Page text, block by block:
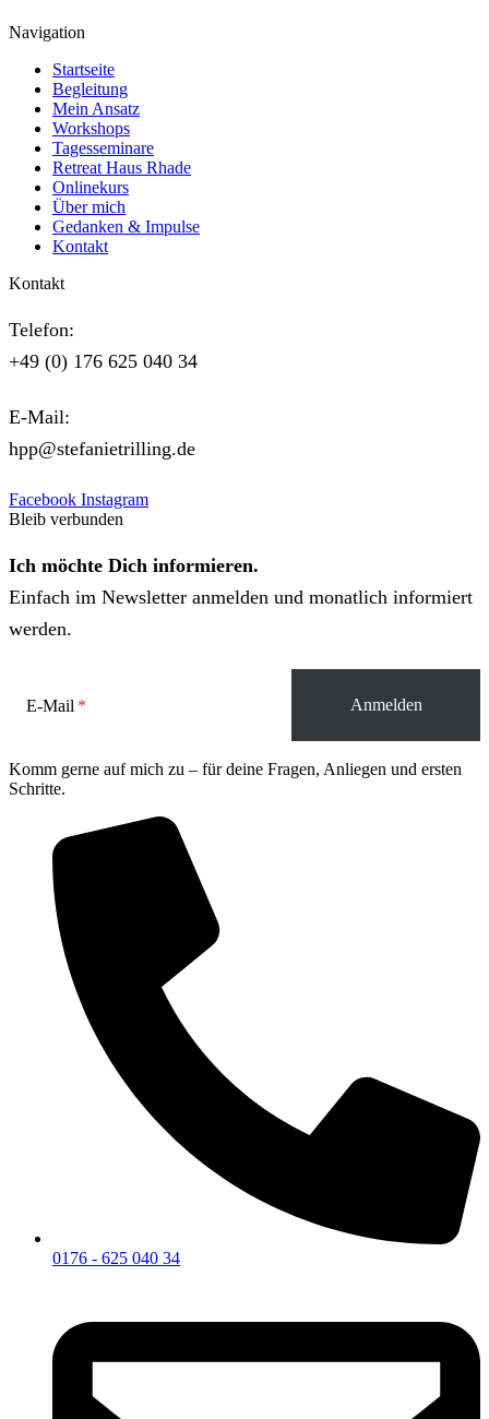
Navigation
Startseite
Begleitung
Mein Ansatz
Workshops
Tagesseminare
Retreat Haus Rhade
Onlinekurs
Über mich
Gedanken & Impulse
Kontakt
Kontakt
Telefon:
+49 (0) 176 625 040 34
E-Mail:
hpp@stefanietrilling.de
Facebook Instagram
Bleib verbunden
Ich möchte Dich informieren.
Einfach im Newsletter anmelden und monatlich informiert
werden.
E-Mail
Komm gerne auf mich zu – für deine Fragen, Anliegen und ersten
Schritte.
0176 - 625 040 34